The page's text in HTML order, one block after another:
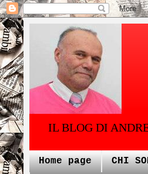
IL BLOG DI
Home page CHI